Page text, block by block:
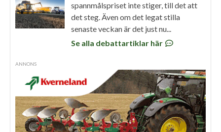
spannmålspriset inte stiger, till det att
det steg. Även om det legat stilla
senaste veckan är det just nu...
Se alla debattartiklar här
ANNONS